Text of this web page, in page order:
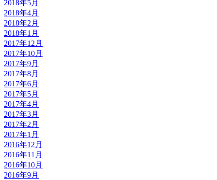
2018年5月
2018年4月
2018年2月
2018年1月
2017年12月
2017年10月
2017年9月
2017年8月
2017年6月
2017年5月
2017年4月
2017年3月
2017年2月
2017年1月
2016年12月
2016年11月
2016年10月
2016年9月